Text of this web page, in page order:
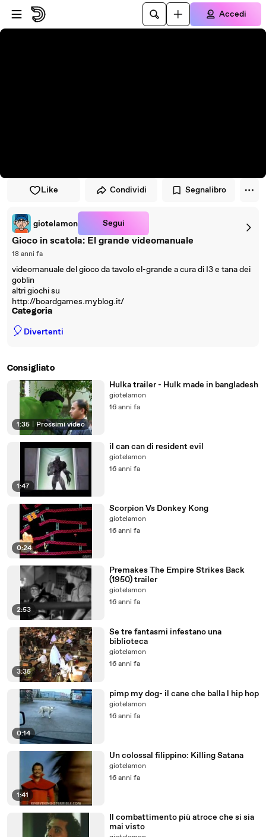
Vai al lettore
Passa al contenuto principale
Accedi
Like Condividi Segnalibro
giotelamon Segui
Gioco in scatola: El grande videomanuale
18 anni fa
videomanuale del gioco da tavolo el-grande a cura di I3 e tana dei
goblin
altri giochi su
http://boardgames.myblog.it/
Categoria
🎈 Divertenti
Consigliato
1:35 Prossimi video
Hulka trailer - Hulk made in bangladesh
giotelamon
16 anni fa
1:47
il can can di resident evil
giotelamon
16 anni fa
0:24
Scorpion Vs Donkey Kong
giotelamon
16 anni fa
2:53
Premakes The Empire Strikes Back
(1950) trailer
giotelamon
16 anni fa
3:35
Se tre fantasmi infestano una
biblioteca
giotelamon
16 anni fa
0:14
pimp my dog- il cane che balla l hip hop
giotelamon
16 anni fa
1:41
Un colossal filippino: Killing Satana
giotelamon
16 anni fa
Il combattimento più atroce che si sia
mai visto